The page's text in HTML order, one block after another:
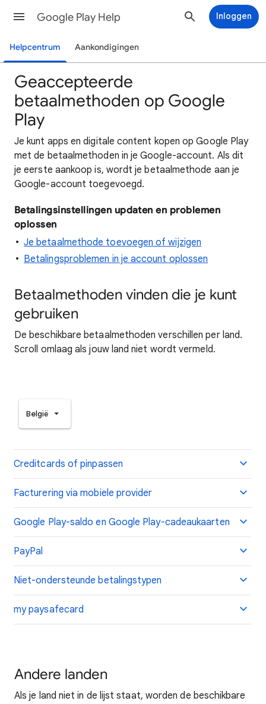
Google Play Help Inloggen
Helpcentrum Aankondigingen
Geaccepteerde
betaalmethoden op Google
Play
Je kunt apps en digitale content kopen op Google Play
met de betaalmethoden in je Google-account. Als dit
je eerste aankoop is, wordt je betaalmethode aan je
Google-account toegevoegd.
Betalingsinstellingen updaten en problemen
oplossen
Je betaalmethode toevoegen of wijzigen
Betalingsproblemen in je account oplossen
Betaalmethoden vinden die je kunt
gebruiken
De beschikbare betaalmethoden verschillen per land.
Scroll omlaag als jouw land niet wordt vermeld.
België
Creditcards of pinpassen
Facturering via mobiele provider
Google Play-saldo en Google Play-cadeaukaarten
PayPal
Niet-ondersteunde betalingstypen
my paysafecard
Andere landen
Als je land niet in de lijst staat, worden de beschikbare